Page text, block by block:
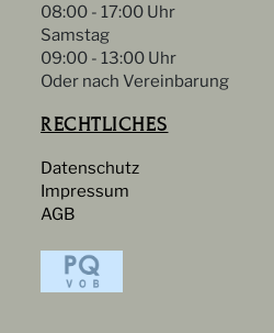
08:00 - 17:00 Uhr
Samstag
09:00 - 13:00 Uhr
Oder nach Vereinbarung
RECHTLICHES
Datenschutz
Impressum
AGB